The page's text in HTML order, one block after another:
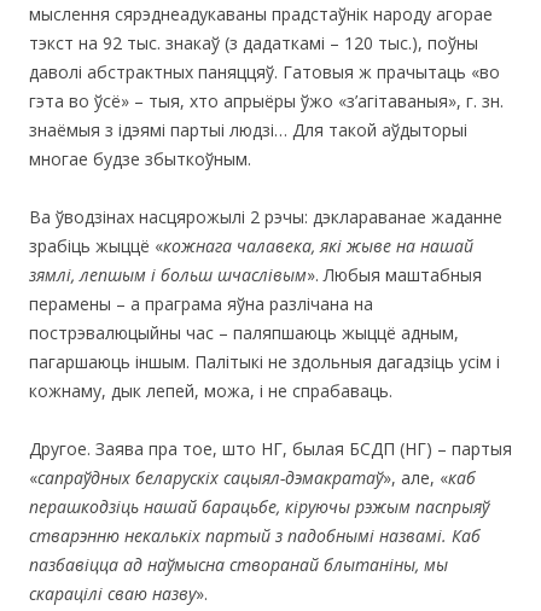
мыслення сярэднеадукаваны прадстаўнік народу агорае
тэкст на 92 тыс. знакаў (з дадаткамі – 120 тыс.), поўны
даволі абстрактных паняццяў. Гатовыя ж прачытаць «во
гэта во ўсё» – тыя, хто апрыёры ўжо «з’агітаваныя», г. зн.
знаёмыя з ідэямі партыі людзі… Для такой аўдыторыі
многае будзе збыткоўным.
Ва ўводзінах насцярожылі 2 рэчы: дэклараванае жаданне
зрабіць жыццё «кожнага чалавека, які жыве на нашай
зямлі, лепшым і больш шчаслівым». Любыя маштабныя
перамены – а праграма яўна разлічана на
пострэвалюцыйны час – паляпшаюць жыццё адным,
пагаршаюць іншым. Палітыкі не здольныя дагадзіць усім і
кожнаму, дык лепей, можа, і не спрабаваць.
Другое. Заява пра тое, што НГ, былая БСДП (НГ) – партыя
«сапраўдных беларускіх сацыял-дэмакратаў», але, «каб
перашкодзіць нашай барацьбе, кіруючы рэжым паспрыяў
стварэнню некалькіх партый з падобнымі назвамі. Каб
пазбавіцца ад наўмысна створанай блытаніны, мы
скарацілі сваю назву».